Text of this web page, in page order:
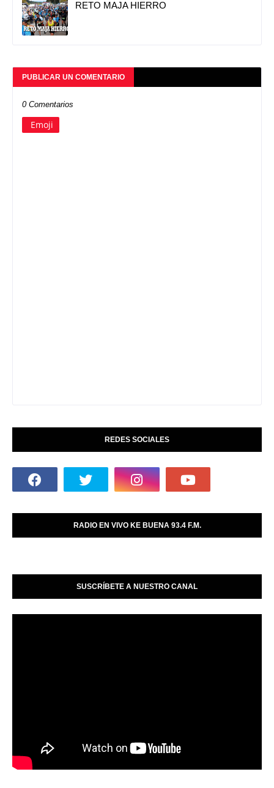
RETO MAJA HIERRO
PUBLICAR UN COMENTARIO
0 Comentarios
Emoji
REDES SOCIALES
RADIO EN VIVO KE BUENA 93.4 F.M.
SUSCRÍBETE A NUESTRO CANAL